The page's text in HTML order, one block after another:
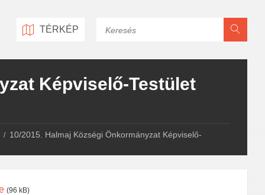
TÉRKÉP
Képviselő-Testület
10/2015. Halmaj Községi Önkormányzat Képviselő-
(96 kB)